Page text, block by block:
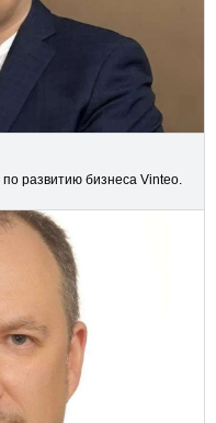
развитию бизнеса Vinteo.